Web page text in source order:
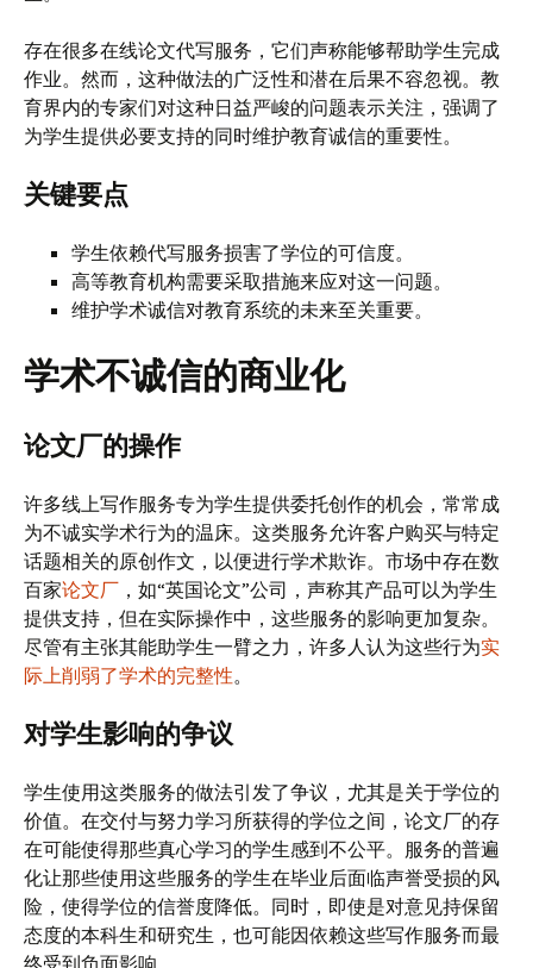
存在很多在线论文代写服务，它们声称能够帮助学生完成
作业。然而，这种做法的广泛性和潜在后果不容忽视。教
育界内的专家们对这种日益严峻的问题表示关注，强调了
为学生提供必要支持的同时维护教育诚信的重要性。
关键要点
学生依赖代写服务损害了学位的可信度。
高等教育机构需要采取措施来应对这一问题。
维护学术诚信对教育系统的未来至关重要。
学术不诚信的商业化
论文厂的操作
许多线上写作服务专为学生提供委托创作的机会，常常成
为不诚实学术行为的温床。这类服务允许客户购买与特定
话题相关的原创作文，以便进行学术欺诈。市场中存在数
百家论文厂 ，如“英国论文”公司，声称其产品可以为学生
提供支持，但在实际操作中，这些服务的影响更加复杂。
尽管有主张其能助学生一臂之力，许多人认为这些行为实
际上削弱了学术的完整性。
对学生影响的争议
学生使用这类服务的做法引发了争议，尤其是关于学位的
价值。在交付与努力学习所获得的学位之间，论文厂的存
在可能使得那些真心学习的学生感到不公平。服务的普遍
化让那些使用这些服务的学生在毕业后面临声誉受损的风
险，使得学位的信誉度降低。同时，即使是对意见持保留
态度的本科生和研究生，也可能因依赖这些写作服务而最
终受到负面影响。